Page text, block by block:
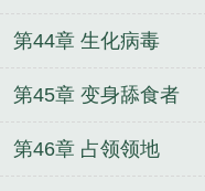
第44章 生化病毒
第45章 变身舔食者
第46章 占领领地